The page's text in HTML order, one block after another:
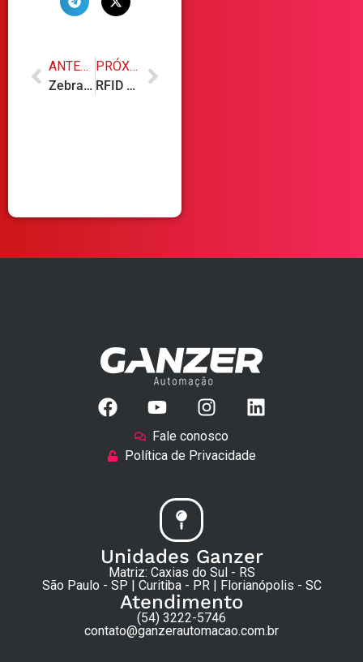
ANTERIOR
Zebra TC22R: conheça o coletor de dados com RFID integrado que simplifica operações logísticas e industriais
PRÓXIMO
RFID ou código de barras: qual tecnologia faz mais sentido para a sua operação?
Fale conosco
Política de Privacidade
Unidades Ganzer
Matriz: Caxias do Sul - RS
São Paulo - SP | Curitiba - PR | Florianópolis - SC
Atendimento
(54) 3222-5746
contato@ganzerautomacao.com.br